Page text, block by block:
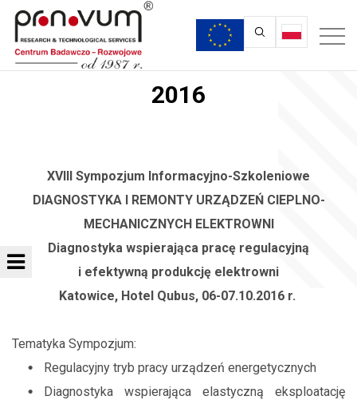
2016
XVIII Sympozjum Informacyjno-Szkoleniowe
DIAGNOSTYKA I REMONTY URZĄDZEŃ CIEPLNO-
MECHANICZNYCH ELEKTROWNI
Diagnostyka wspierająca pracę regulacyjną
i efektywną produkcję elektrowni
Katowice, Hotel Qubus, 06-07.10.2016 r.
Tematyka Sympozjum:
Regulacyjny tryb pracy urządzeń energetycznych
Diagnostyka wspierająca elastyczną eksploatację